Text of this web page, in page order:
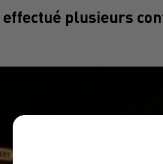
effectué plusieurs